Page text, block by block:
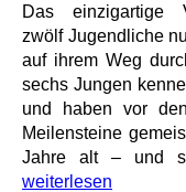
Das einzigartige
zwölf Jugendliche
auf ihrem Weg
sechs Jungen
und haben vor
Meilensteine
Jahre alt – und
weiterlesen